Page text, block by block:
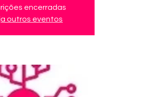
encerradas
outros eventos